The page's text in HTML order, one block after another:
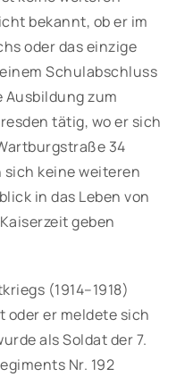
bekannt, ob er im
oder das einzige
Schulabschluss
Ausbildung zum
tätig, wo er sich
34
sich keine weiteren
in das Leben von
geben
(1914–1918)
oder er meldete sich
als Soldat der 7.
Nr. 192